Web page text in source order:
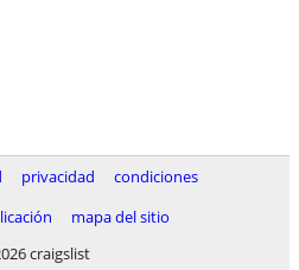
privacidad
condiciones
mapa del sitio
craigslist